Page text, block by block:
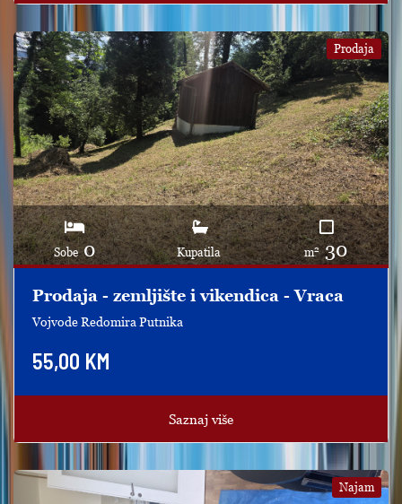
Sobe0 Kupatila m2 30
Prodaja
Prodaja - zemljište i vikendica - Vraca
Vojvode Redomira Putnika
55,00 KM
Saznaj više
Najam